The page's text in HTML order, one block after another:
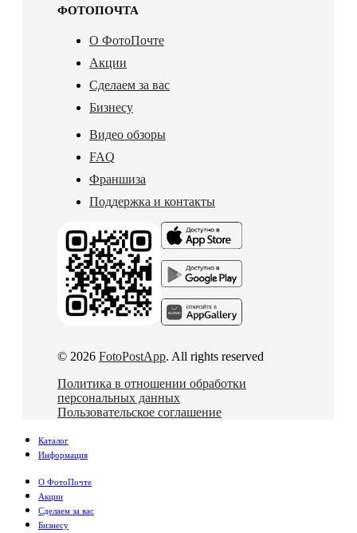
ФОТОПОЧТА
О ФотоПочте
Акции
Сделаем за вас
Бизнесу
Видео обзоры
FAQ
Франшиза
Поддержка и контакты
© 2026 FotoPostApp. All rights reserved
Политика в отношении обработки
персональных данных
Пользовательское соглашение
Каталог
Информация
О ФотоПочте
Акции
Сделаем за вас
Бизнесу